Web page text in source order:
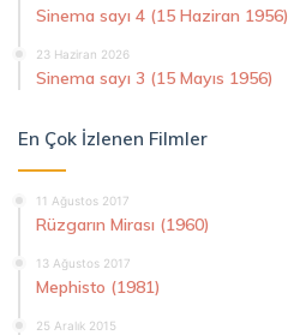
Sinema sayı 4 (15 Haziran 1956)
23 Haziran 2026
Sinema sayı 3 (15 Mayıs 1956)
En Çok İzlenen Filmler
11 Ağustos 2017
Rüzgarın Mirası (1960)
13 Ağustos 2017
Mephisto (1981)
25 Aralık 2015